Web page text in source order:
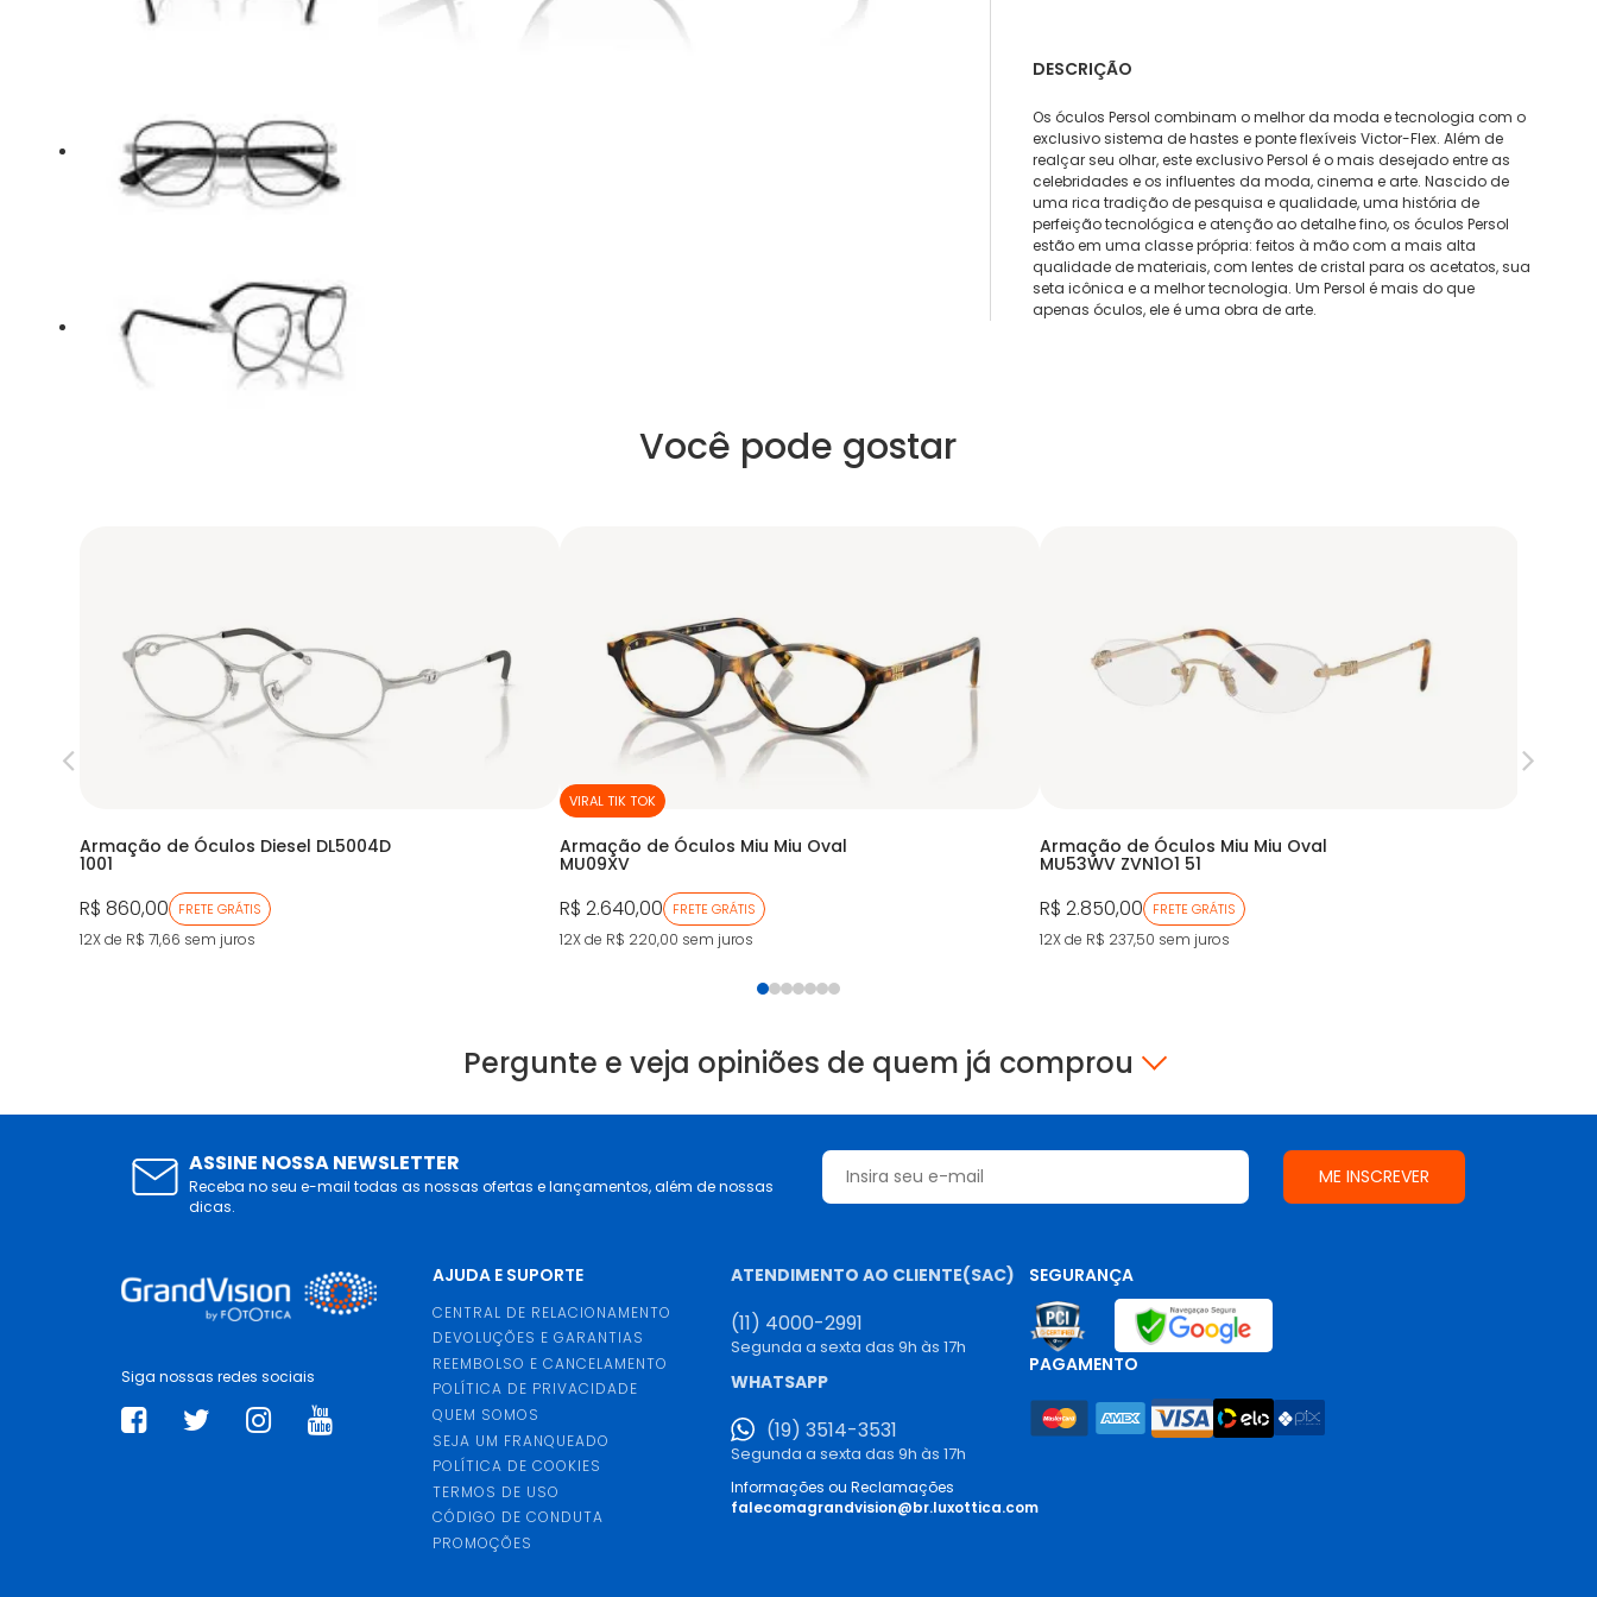
DESCRIÇÃO
Os óculos Persol combinam o melhor da moda e tecnologia com o
exclusivo sistema de hastes e ponte flexíveis Victor-Flex. Além de
realçar seu olhar, este exclusivo Persol é o mais desejado entre as
celebridades e os influentes da moda, cinema e arte. Nascido de
uma rica tradição de pesquisa e qualidade, uma história de
perfeição tecnológica e atenção ao detalhe fino, os óculos Persol
estão em uma classe própria: feitos à mão com a mais alta
qualidade de materiais, com lentes de cristal para os acetatos, sua
seta icônica e a melhor tecnologia. Um Persol é mais do que
apenas óculos, ele é uma obra de arte.
Você pode gostar
Armação de Óculos Diesel DL5004D
1001
R$ 860,00 FRETE GRÁTIS
12X de R$ 71,66 sem juros
VIRAL TIK TOK
Armação de Óculos Miu Miu Oval
MU09XV
R$ 2.640,00 FRETE GRÁTIS
12X de R$ 220,00 sem juros
Armação de Óculos Miu Miu Oval
MU53WV ZVN1O1 51
R$ 2.850,00 FRETE GRÁTIS
12X de R$ 237,50 sem juros
Pergunte e veja opiniões de quem já comprou
ASSINE NOSSA NEWSLETTER
Receba no seu e-mail todas as nossas ofertas e lançamentos, além de nossas
dicas.
Siga nossas redes sociais
AJUDA E SUPORTE
CENTRAL DE RELACIONAMENTO
DEVOLUÇÕES E GARANTIAS
REEMBOLSO E CANCELAMENTO
POLÍTICA DE PRIVACIDADE
QUEM SOMOS
SEJA UM FRANQUEADO
POLÍTICA DE COOKIES
TERMOS DE USO
CÓDIGO DE CONDUTA
PROMOÇÕES
ATENDIMENTO AO CLIENTE(SAC)
(11) 4000-2991
Segunda a sexta das 9h às 17h
WHATSAPP
(19) 3514-3531
Segunda a sexta das 9h às 17h
Informações ou Reclamações
falecomagrandvision@br.luxottica.com
SEGURANÇA
PAGAMENTO